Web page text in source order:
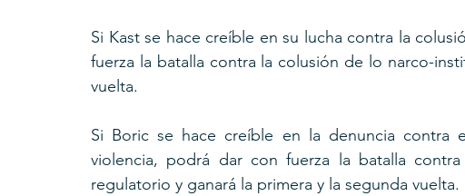
Si Kast se hace creíble en su lucha contra la
fuerza la batalla contra la colusión de lo narco-
vuelta.
Si Boric se hace creíble en la denuncia
violencia, podrá dar con fuerza la batalla
regulatorio y ganará la primera y la segunda vuelta.